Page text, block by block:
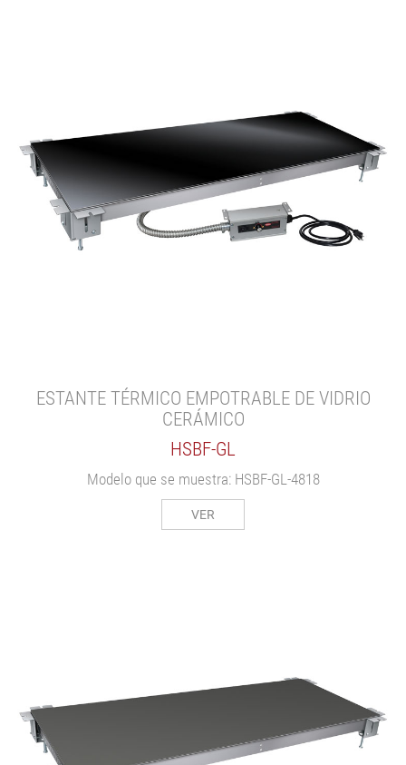
ESTANTE TÉRMICO EMPOTRABLE DE VIDRIO
CERÁMICO
HSBF-GL
Modelo que se muestra: HSBF-GL-4818
VER